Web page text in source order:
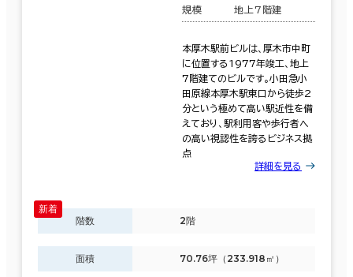
規模 地上7階建
本厚木駅前ビルは、厚木市中町
に位置する1977年竣工、地上
7階建てのビルです。小田急小
田原線本厚木駅東口から徒歩2
分という極めて高い駅近性を備
えており、駅利用客や歩行者へ
の高い視認性を誇るビジネス拠
点
詳細を見る
階数 2階
面積 70.76坪（233.918㎡）